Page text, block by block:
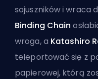
sojuszników i wraca
Binding Chain
wroga, a Katashiro
teleportować się z
papierowej, którą